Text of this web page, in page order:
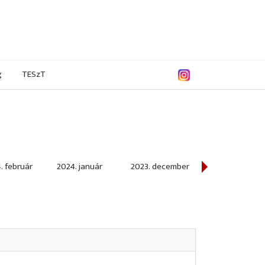
TESzT
február 2024. január 2023. december 2023. november